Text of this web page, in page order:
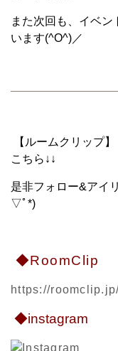
また次回も、イベ
います(^O^)／
【ルームクリップ
こちら↓↓
是非フォロー&アイ
▽ﾟ*)
◆RoomClip
https://
◆instagram